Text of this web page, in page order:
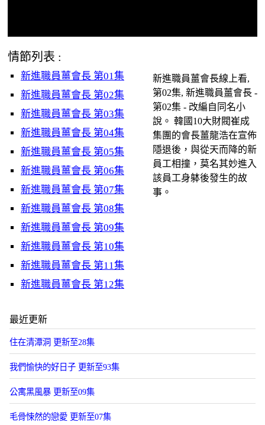
情節列表 :
新進職員薑會長 第01集
新進職員薑會長 第02集
新進職員薑會長 第03集
新進職員薑會長 第04集
新進職員薑會長 第05集
新進職員薑會長 第06集
新進職員薑會長 第07集
新進職員薑會長 第08集
新進職員薑會長 第09集
新進職員薑會長 第10集
新進職員薑會長 第11集
新進職員薑會長 第12集
新進職員薑會長線上看,
第02集, 新進職員薑會長 -
第02集 - 改編自同名小
說。 韓國10大財閥崔成
集團的會長薑龍浩在宣佈
隱退後，與從天而降的新
員工相撞，莫名其妙進入
該員工身躰後發生的故
事。
最近更新
住在清潭洞 更新至28集
我們愉快的好日子 更新至93集
公寓黑風暴 更新至09集
毛骨悚然的戀愛 更新至07集